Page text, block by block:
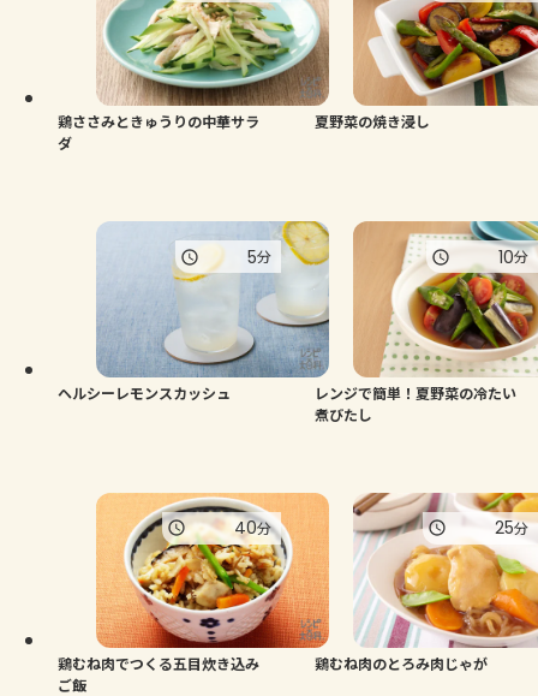
よくあるお問い合わせ
お買い物
鶏ささみときゅうりの中華サラ
ダ
夏野菜の焼き浸し
ヘルシーレモンスカッシュ
5分
レンジで簡単！夏野菜の冷たい
煮びたし
10分
鶏むね肉でつくる五目炊き込み
ご飯
40分
鶏むね肉のとろみ肉じゃが
25分